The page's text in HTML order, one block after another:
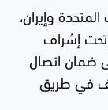
وإيران،
تحت إشراف
ضمان اتصال
في طريق